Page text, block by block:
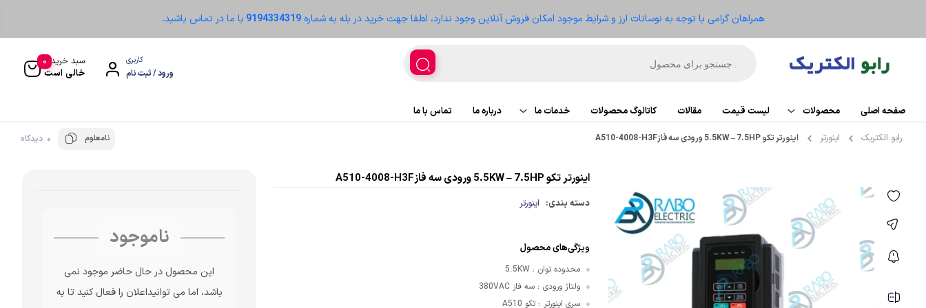
همراهان گرامی با توجه به نوسانات ارز و شرایط موجود امکان فروش آنلاین وجود ندارد، لطفا جهت خرید در بله به شماره9194334319 با ما در تماس باشید.
کاربری
ورود / ثبت نام
سبد خرید
خالی است
0
صفحه اصلی محصولات
اتوماسیون
ریموت IO
HMI
الکترومکانیکال
ابزار دقیق و ترانسمیتر
تجهیزات کنترلر
لیست قیمت مقالات کاتالوگ محصولات خدمات ما
تعمیر تجهیزات
درباره ما
تماس با ما
رابو الکتریک
اینورتر اینورتر تکو 5.5KW – 7.5HP ورودی سه فازA510-4008-H3F نامعلوم 0 دیدگاه
اینورتر تکو 5.5KW – 7.5HP ورودی سه فازA510-4008-H3F
دسته بندی: اینورتر
ویژگی‌های محصول
محدوده توان :
5.5KW
ولتاژ ورودی : سه فاز 380VAC
سری اینورتر : تکو A510
ناموجود
این محصول در حال حاضر موجود نمی
باشد، اما می توانیداعلان را فعال کنید تا به